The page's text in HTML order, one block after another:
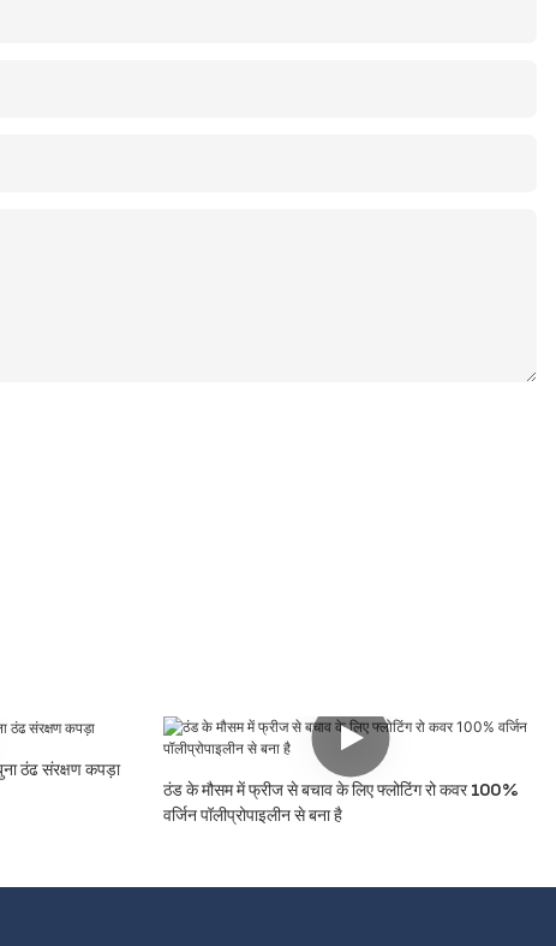
ठंढ संरक्षण कपड़ा
ठंड के मौसम में फ्रीज से बचाव के लिए फ्लोटिंग रो कवर 100%
वर्जिन पॉलीप्रोपाइलीन से बना है